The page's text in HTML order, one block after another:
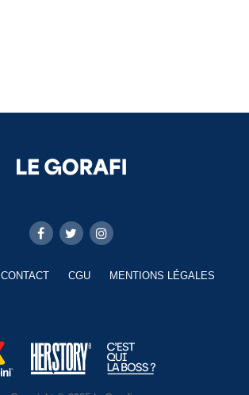
CONTACT CGU MENTIONS LÉGALES